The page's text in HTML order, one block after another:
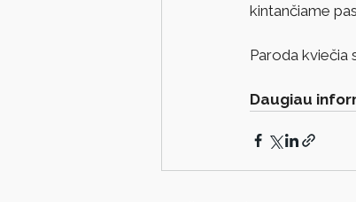
kintančiame
Paroda kviečia
Daugiau